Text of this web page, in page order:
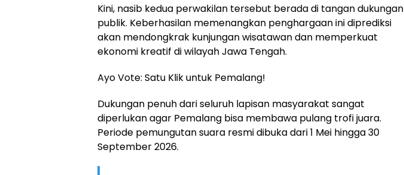
​Kini, nasib kedua perwakilan tersebut berada di tangan dukungan
publik. Keberhasilan memenangkan penghargaan ini diprediksi
akan mendongkrak kunjungan wisatawan dan memperkuat
ekonomi kreatif di wilayah Jawa Tengah.
​Ayo Vote: Satu Klik untuk Pemalang!
​Dukungan penuh dari seluruh lapisan masyarakat sangat
diperlukan agar Pemalang bisa membawa pulang trofi juara.
Periode pemungutan suara resmi dibuka dari 1 Mei hingga 30
September 2026.